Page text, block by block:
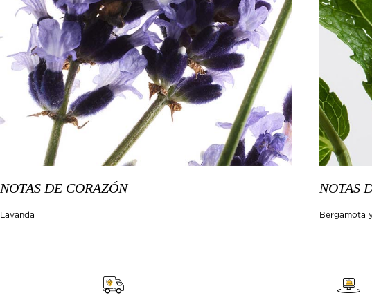
NOTAS DE CORAZÓN
Lavanda
NOTAS
Bergamota